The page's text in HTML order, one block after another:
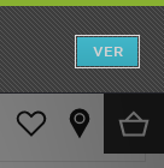
VER
Acessórios
a pesquisa